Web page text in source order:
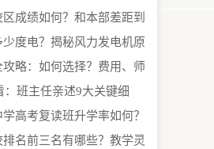
成绩如何？和本部差距到
度电？揭秘风力发电机原
略：如何选择？费用、师
：班主任亲述9大关键细
风险
高考复读班升学率如何？
成果
名前三名有哪些？教学灵